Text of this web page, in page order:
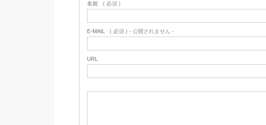
名前 ( 必須 )
E-MAIL ( 必須 ) - 公開されません -
URL